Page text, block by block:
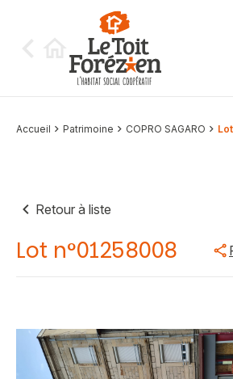
Accueil Patrimoine COPRO SAGARO
Retour à liste
Lot n°01258008